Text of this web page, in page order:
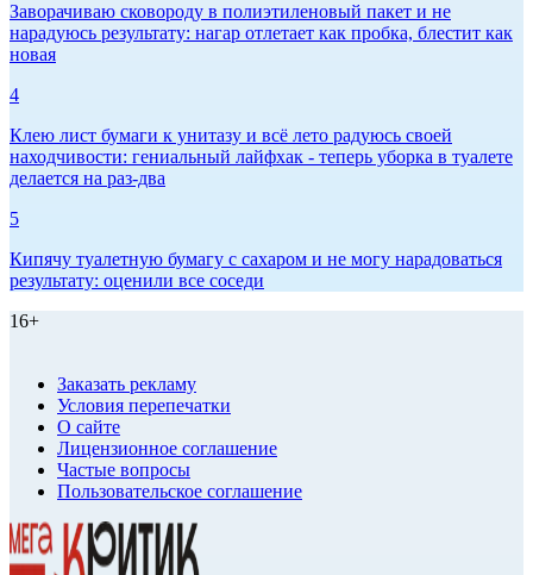
Заворачиваю сковороду в полиэтиленовый пакет и не
нарадуюсь результату: нагар отлетает как пробка, блестит как
новая
4
Клею лист бумаги к унитазу и всё лето радуюсь своей
находчивости: гениальный лайфхак - теперь уборка в туалете
делается на раз-два
5
Кипячу туалетную бумагу с сахаром и не могу нарадоваться
результату: оценили все соседи
16+
Заказать рекламу
Условия перепечатки
О сайте
Лицензионное соглашение
Частые вопросы
Пользовательское соглашение